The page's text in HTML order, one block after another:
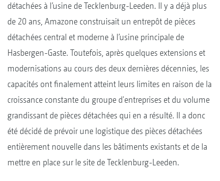
détachées à l’usine de Tecklenburg-Leeden. Il y a déjà plus
de 20 ans, Amazone construisait un entrepôt de pièces
détachées central et moderne à l’usine principale de
Hasbergen-Gaste. Toutefois, après quelques extensions et
modernisations au cours des deux dernières décennies, les
capacités ont finalement atteint leurs limites en raison de la
croissance constante du groupe d'entreprises et du volume
grandissant de pièces détachées qui en a résulté. Il a donc
été décidé de prévoir une logistique des pièces détachées
entièrement nouvelle dans les bâtiments existants et de la
mettre en place sur le site de Tecklenburg-Leeden.